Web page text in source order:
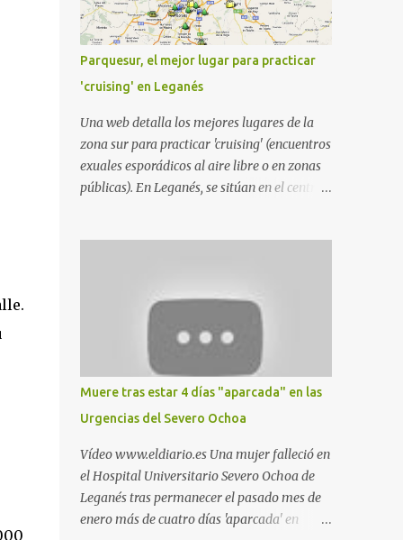
Parquesur, el mejor lugar para practicar
'cruising' en Leganés
Una web detalla los mejores lugares de la
zona sur para practicar 'cruising' (encuentros
exuales esporádicos al aire libre o en zonas
públicas). En Leganés, se sitúan en el centro
indica esta información recopilada por los
propios practicantes. 'Ante la crisis, disfrute' ,
señalan. "Cruising: Parquesur: para ligar
baños junto a Burger King o H&M. Y si has
pillado pareja ocacional, parking
subterráneo de Leroy Merlin. Otro espacio
para el 'cruising' es enfrente al tanatorio
(junto al estadio municipal de Butarque) y
caminos entre el estadio y Plaza Nueva. Otro
lugar: Escombrera de Polvoranca, entre
Leganés y Móstoles También en el parque de
Muere tras estar 4 días "aparcada" en las
Urgencias del Severo Ochoa
Vídeo www.eldiario.es Una mujer falleció en
el Hospital Universitario Severo Ochoa de
Leganés tras permanecer el pasado mes de
enero más de cuatro días 'aparcada' en